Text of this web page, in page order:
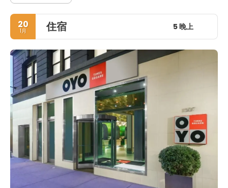
20
1月 住宿 5 晚上